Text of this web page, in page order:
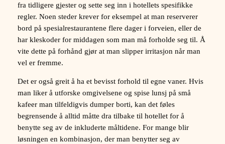
fra tidligere gjester og sette seg inn i hotellets spesifikke
regler. Noen steder krever for eksempel at man reserverer
bord på spesialrestaurantene flere dager i forveien, eller de
har kleskoder for middagen som man må forholde seg til. Å
vite dette på forhånd gjør at man slipper irritasjon når man
vel er fremme.
Det er også greit å ha et bevisst forhold til egne vaner. Hvis
man liker å utforske omgivelsene og spise lunsj på små
kafeer man tilfeldigvis dumper borti, kan det føles
begrensende å alltid måtte dra tilbake til hotellet for å
benytte seg av de inkluderte måltidene. For mange blir
løsningen en kombinasjon, der man benytter seg av